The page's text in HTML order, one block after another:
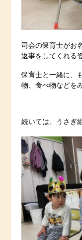
司会の保育士がお
返事をしてくれる
保育士と一緒に、
物、食べ物などを
続いては、うさぎ